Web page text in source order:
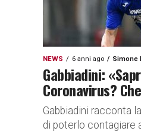
NEWS 6 anni ago Simone
Gabbiadini:
Coronavirus?
Gabbiadini racconta
di poterlo contagiare